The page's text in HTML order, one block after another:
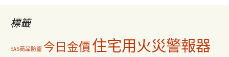
標籤
EAS商品防盜 今日金價住宅用火災警報器